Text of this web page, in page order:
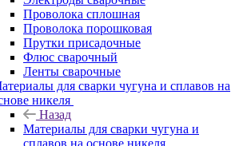
Проволока сплошная
Проволока порошковая
Прутки присадочные
Флюс сварочный
Ленты сварочные
для сварки чугуна и сплавов на
никеля
Назад
Материалы для сварки чугуна и
сплавов на основе никеля